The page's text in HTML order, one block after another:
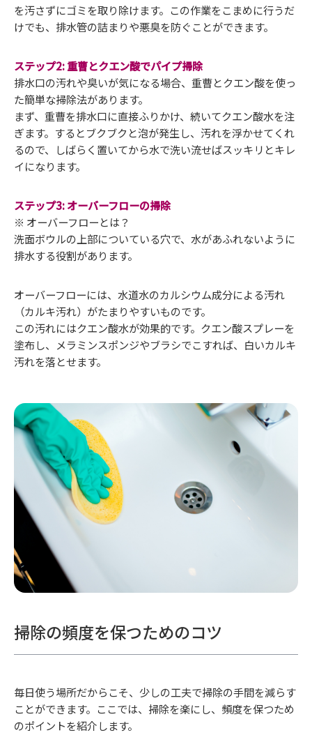
を汚さずにゴミを取り除けます。この作業をこまめに行うだ
けでも、排水管の詰まりや悪臭を防ぐことができます。
ステップ2: 重曹とクエン酸でパイプ掃除
排水口の汚れや臭いが気になる場合、重曹とクエン酸を使っ
た簡単な掃除法があります。
まず、重曹を排水口に直接ふりかけ、続いてクエン酸水を注
ぎます。するとブクブクと泡が発生し、汚れを浮かせてくれ
るので、しばらく置いてから水で洗い流せばスッキリとキレ
イになります。
ステップ3: オーバーフローの掃除
※ オーバーフローとは？
洗面ボウルの上部についている穴で、水があふれないように
排水する役割があります。
オーバーフローには、水道水のカルシウム成分による汚れ
（カルキ汚れ）がたまりやすいものです。
この汚れにはクエン酸水が効果的です。クエン酸スプレーを
塗布し、メラミンスポンジやブラシでこすれば、白いカルキ
汚れを落とせます。
掃除の頻度を保つためのコツ
毎日使う場所だからこそ、少しの工夫で掃除の手間を減らす
ことができます。ここでは、掃除を楽にし、頻度を保つため
のポイントを紹介します。